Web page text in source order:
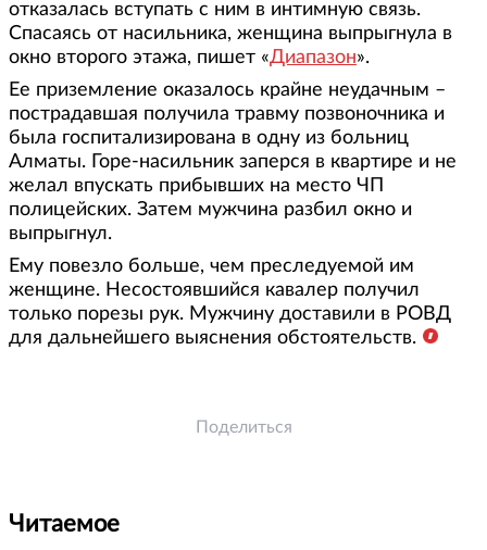
отказалась вступать с ним в интимную связь.
Спасаясь от насильника, женщина выпрыгнула в
окно второго этажа, пишет «Диапазон».
Ее приземление оказалось крайне неудачным –
пострадавшая получила травму позвоночника и
была госпитализирована в одну из больниц
Алматы. Горе-насильник заперся в квартире и не
желал впускать прибывших на место ЧП
полицейских. Затем мужчина разбил окно и
выпрыгнул.
Ему повезло больше, чем преследуемой им
женщине. Несостоявшийся кавалер получил
только порезы рук. Мужчину доставили в РОВД
для дальнейшего выяснения обстоятельств.
Поделиться
Читаемое